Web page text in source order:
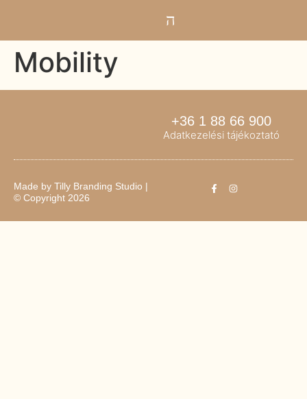
Mobility
+36 1 88 66 900
Adatkezelési tájékoztató
Made by Tilly Branding Studio |
© Copyright 2026